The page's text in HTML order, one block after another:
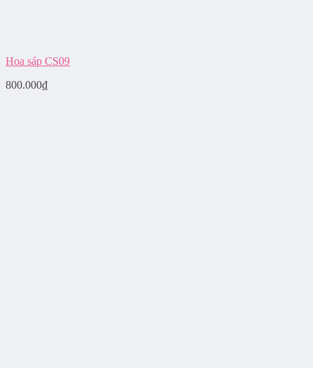
Hoa sáp CS09
800.000₫